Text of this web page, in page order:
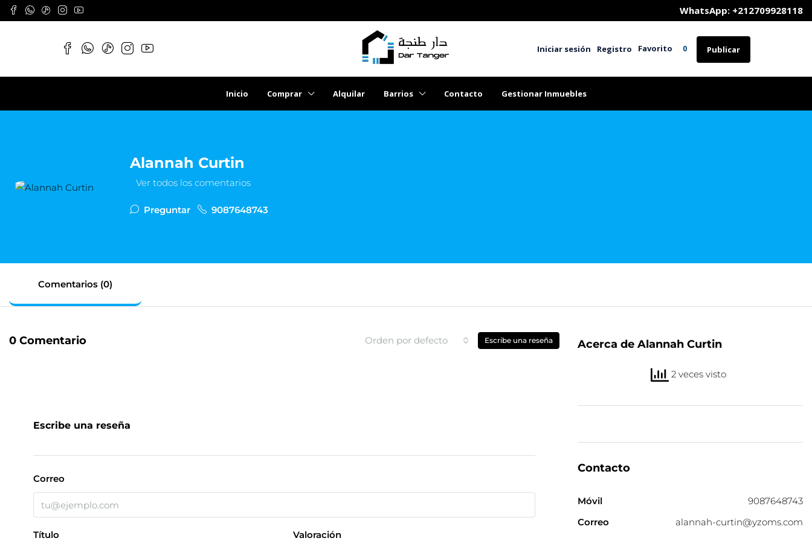
	WhatsApp: +212709928118
Iniciar sesión Registro Favorito 0 Publicar
Inicio Comprar Alquilar Barrios Contacto Gestionar Inmuebles
Alannah Curtin
Ver todos los comentarios
Preguntar 9087648743
Comentarios (0)
0 Comentario Orden por defecto Escribe una reseña
Escribe una reseña
Correo
Título Valoración
Acerca de Alannah Curtin
2 veces visto
Contacto
Móvil
9087648743
Correo
alannah-curtin@yzoms.com